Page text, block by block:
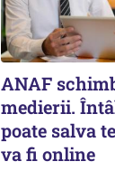
ANAF
medierii.
poate salva
va fi online